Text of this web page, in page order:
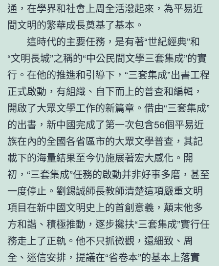
通，在學界和社會上周全活潑起來，為平易近
間文明的繁華成長奠基了基本。
這時代的主要任務，是有著“世紀經典”和
“文明長城”之稱的“中公民間文學三套集成”的實
行。在他的推進和引導下，“三套集成”出書工程
正式啟動，有組織、自下而上的普查和編輯，
開啟了大眾文學工作的新篇章。借由“三套集成”
的出書，新中國完成了第一次包含56個平易近
族在內的全國各省區市的大眾文學普查，其記
載下的海量結果至今仍施展著宏大感化。開
初，“三套集成”任務的啟動并非好事多磨，甚至
一度停止。劉錫誠師長教師清楚這項嚴重文明
項目在新中國文明史上的首創意義，顛末他多
方和諧、積極推動，逐步攙扶“三套集成”實行任
務走上了正軌。他不只抓微觀，還細致、周
全、迷信安排，提議在“省卷本”的基本上落實